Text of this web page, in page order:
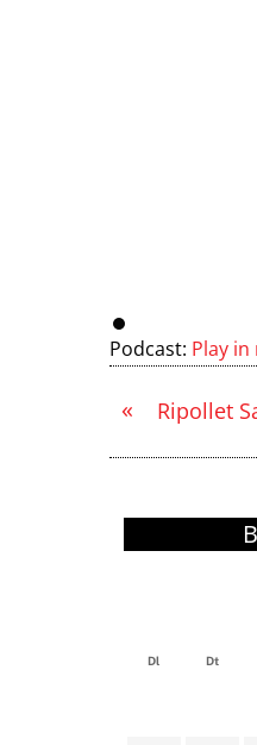
Podcast: Play
« Ripollet
Dl Dt